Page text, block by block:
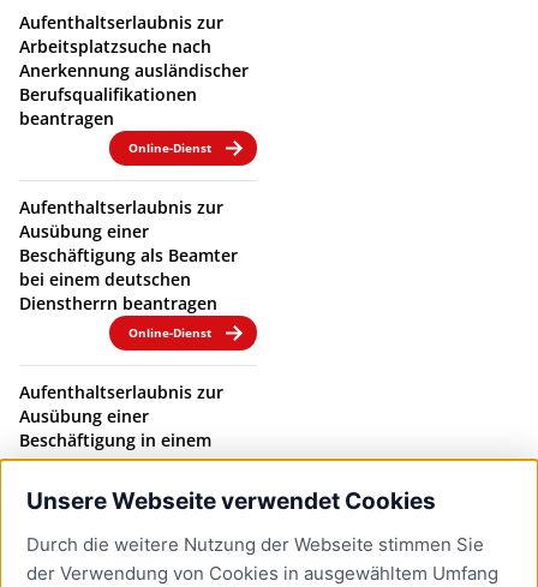
Unsere Webseite verwendet Cookies
Durch die weitere Nutzung der Webseite stimmen Sie
der Verwendung von Cookies in ausgewähltem Umfang
Aufenthaltserlaubnis zur
Arbeitsplatzsuche nach
Anerkennung ausländischer
Berufsqualifikationen
beantragen
Online-Dienst
Aufenthaltserlaubnis zur
Ausübung einer
Beschäftigung als Beamter
bei einem deutschen
Dienstherrn beantragen
Online-Dienst
Aufenthaltserlaubnis zur
Ausübung einer
Beschäftigung in einem
Beamtenverhältnis bei
einem deutschen
Dienstherrn verlängern
Online-Dienst